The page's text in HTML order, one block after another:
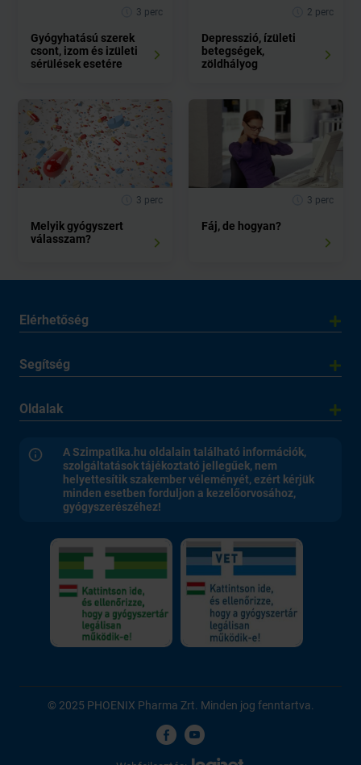
3 perc
Gyógyhatású szerek
csont, izom és izületi
sérülések esetére
2 perc
Depresszió, ízületi
betegségek,
zöldhályog
3 perc
Melyik gyógyszert
válasszam?
3 perc
Fáj, de hogyan?
Elérhetőség
Segítség
Oldalak
A Szimpatika.hu oldalain található információk,
szolgáltatások tájékoztató jellegűek, nem
helyettesítik szakember véleményét, ezért kérjük
minden esetben forduljon a kezelőorvosához,
gyógyszerészéhez!
© 2025 PHOENIX Pharma Zrt. Minden jog fenntartva.